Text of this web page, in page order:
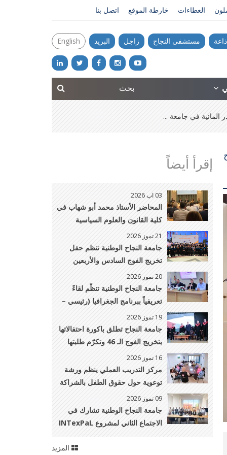
العطاءات خارطة الموقع اتصل بنا
مستشفى النجاح زاجل البريد English
المائية في جامعة ...
إقرأ أيضاً
03 اب 2026
المحاضر الأستاذ محمد أبو شهاب في
كلية القانون والعلوم السياسية
يشارك في مؤتمر المئوية الأكاديمي
لمعهد UNIDROIT بايطاليا
21 تموز 2026
جامعة النجاح الوطنية تنظم حفل
تخريج الفوج السادس والأربعين
لطلبة كليات الدراسات العليا، وطب
وجراحة الفم والأسنان، والصيدلة،
والتمريض، والطب البيطري
20 تموز 2026
جامعة النجاح الوطنية تنظّم لقاءً
تعريفياً ببرنامج الجغرافيا (رئيسي –
فرعي جيوماتكس) لطلبة الثانوية
العامة وذويهم
19 تموز 2026
جامعة النجاح تطلق باكورة احتفالاتها
بتخريج الفوج الـ 46 وتكرّم طلبتها
الأوائل
16 تموز 2026
مركز التدريب العملي ينظم ورشة
توعوية حول حقوق الطفل بالشراكة
مع مركز الدراسات النسوية
09 تموز 2026
جامعة النجاح الوطنية تشارك في
الاجتماع الثاني لمشروع INTexPaL
في إيطاليا
المزيد